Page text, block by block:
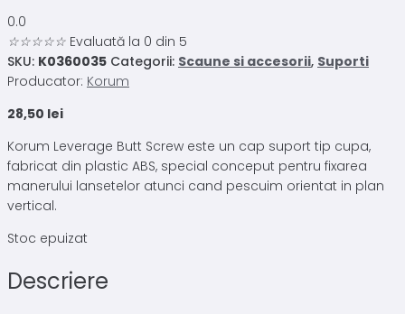
0.0
☆☆☆☆☆ Evaluată la 0 din 5
SKU: K0360035 Categorii: Scaune si accesorii, Suporti
Producator: Korum
28,50 lei
Korum Leverage Butt Screw este un cap suport tip cupa,
fabricat din plastic ABS, special conceput pentru fixarea
manerului lansetelor atunci cand pescuim orientat in plan
vertical.
Stoc epuizat
Descriere